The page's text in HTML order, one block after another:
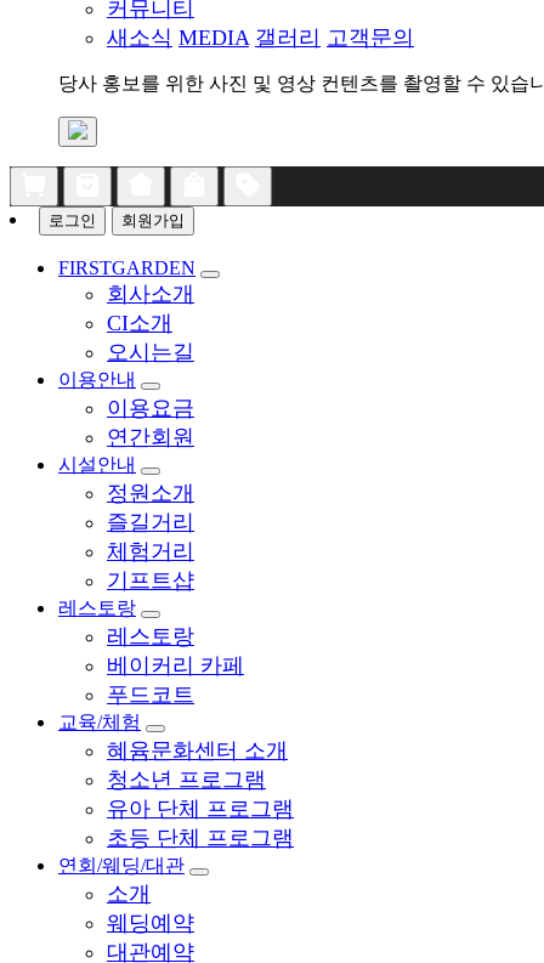
커뮤니티
새소식 MEDIA 갤러리 고객문의
당사 홍보를 위한 사진 및 영상 컨텐츠를 촬영할 수 있
로그인 회원가입
FIRSTGARDEN
회사소개
CI소개
오시는길
이용안내
이용요금
연간회원
시설안내
정원소개
즐길거리
체험거리
기프트샵
레스토랑
레스토랑
베이커리 카페
푸드코트
교육/체험
혜윰문화센터 소개
청소년 프로그램
유아 단체 프로그램
초등 단체 프로그램
연회/웨딩/대관
소개
웨딩예약
대관예약